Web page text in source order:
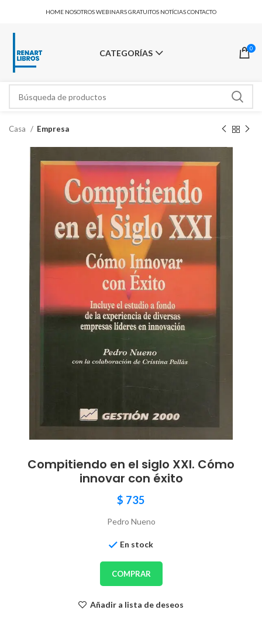
HOME NOSOTROSWEBINARS GRATUITOS NOTÍCIASCONTACTO
CATEGORÍAS 0
Casa Empresa
Compitiendo en el siglo XXI. Cómo
innovar con éxito
$ 735
Pedro Nueno
En stock
COMPRAR
Añadir a lista de deseos